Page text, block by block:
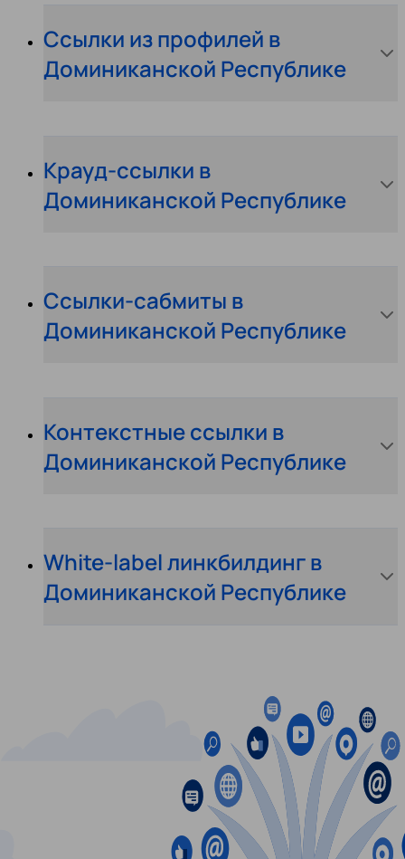
Ссылки из профилей в
Доминиканской Республике
Крауд-ссылки в
Доминиканской Республике
Ссылки-сабмиты в
Доминиканской Республике
Контекстные ссылки в
Доминиканской Республике
White-label линкбилдинг в
Доминиканской Республике